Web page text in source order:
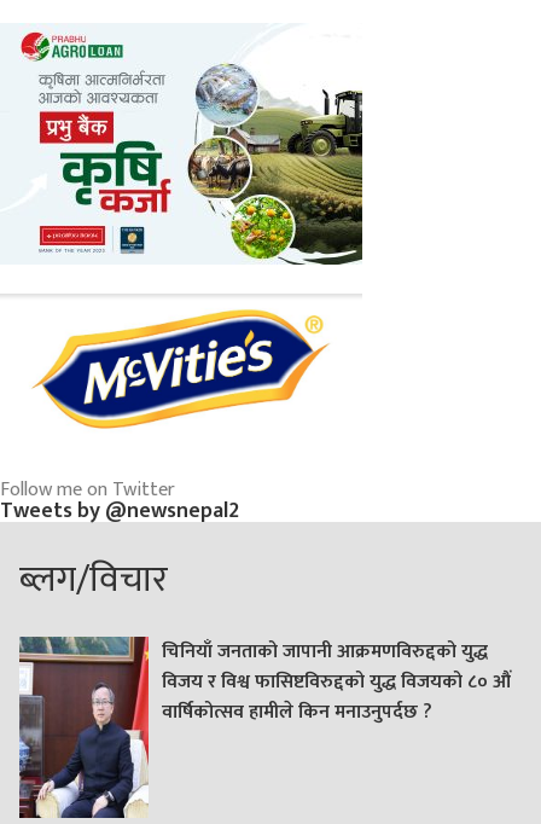
Follow me on Twitter
Tweets by @newsnepal2
ब्लग/विचार
चिनियाँ जनताको जापानी आक्रमणविरुद्दको युद्ध
विजय र विश्व फासिष्टविरुद्दको युद्ध विजयको ८० औं
वार्षिकोत्सव हामीले किन मनाउनुपर्दछ ?